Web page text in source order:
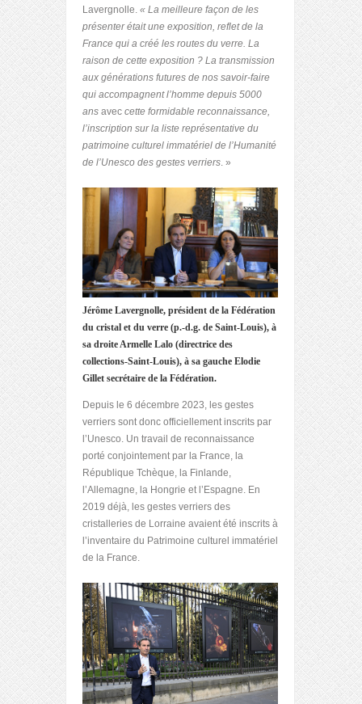
Lavergnolle. « La meilleure façon de les
présenter était une exposition, reflet de la
France qui a créé les routes du verre. La
raison de cette exposition ? La transmission
aux générations futures de nos savoir-faire
qui accompagnent l’homme depuis 5000
ans avec cette formidable reconnaissance,
l’inscription sur la liste représentative du
patrimoine culturel immatériel de l’Humanité
de l’Unesco des gestes verriers. »
Jérôme Lavergnolle, président de la Fédération
du cristal et du verre (p.-d.g. de Saint-Louis), à
sa droite Armelle Lalo (directrice des
collections-Saint-Louis), à sa gauche Elodie
Gillet secrétaire de la Fédération.
Depuis le 6 décembre 2023, les gestes
verriers sont donc officiellement inscrits par
l’Unesco. Un travail de reconnaissance
porté conjointement par la France, la
République Tchèque, la Finlande,
l’Allemagne, la Hongrie et l’Espagne. En
2019 déjà, les gestes verriers des
cristalleries de Lorraine avaient été inscrits à
l’inventaire du Patrimoine culturel immatériel
de la France.